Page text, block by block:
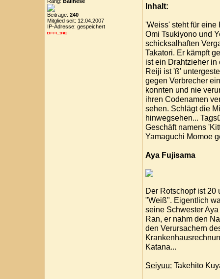
Beiträge: 240
Mitglied seit: 12.04.2007
IP-Adresse: gespeichert
Inhalt:
'Weiss' steht für
Omi Tsukiyono und
schicksalhaften
Takatori. Er kämpft
ist ein Drahtzieher
Reiji ist 'ß'
gegen Verbrecher
konnten und nie
ihren Codenamen
sehen. Schlägt die
hinwegsehen...
Geschäft namens
Yamaguchi Momoe
Aya Fujisama
Der Rotschopf ist 20
"Weiß". Eigentlich
seine Schwester
Ran, er nahm den
den Verursachern
Katana...
Seiyuu: Takehito